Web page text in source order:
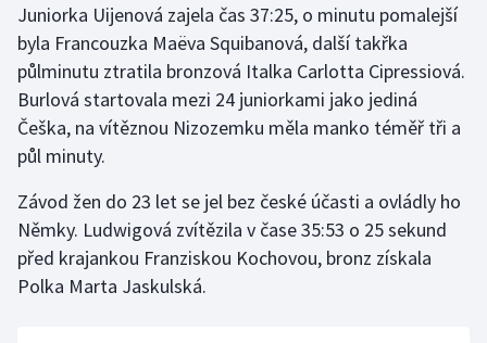
Juniorka Uijenová zajela čas 37:25, o minutu pomalejší
byla Francouzka Maëva Squibanová, další takřka
půlminutu ztratila bronzová Italka Carlotta Cipressiová.
Burlová startovala mezi 24 juniorkami jako jediná
Češka, na vítěznou Nizozemku měla manko téměř tři a
půl minuty.
Závod žen do 23 let se jel bez české účasti a ovládly ho
Němky. Ludwigová zvítězila v čase 35:53 o 25 sekund
před krajankou Franziskou Kochovou, bronz získala
Polka Marta Jaskulská.